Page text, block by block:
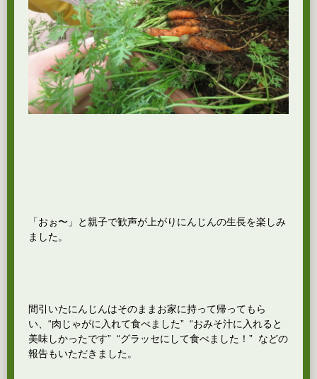
「おぉ〜」と親子で歓声が上がりにんじんの生長を楽しみ
ました。
間引いたにんじんはそのままお家に持って帰ってもら
い、“肉じゃがに入れて食べました” “おみそ汁に入れると
美味しかったです” “グラッセにして食べました！” などの
報告もいただきました。